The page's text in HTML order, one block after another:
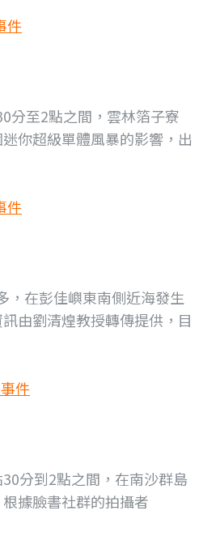
件
分至2點之間，雲林箔子寮
你超級單體風暴的影響，出
件
，在彭佳嶼東南側近海發生
由劉清煌教授轉傳提供，目
件
分到2點之間，在南沙群島
據臉書社群的拍攝者